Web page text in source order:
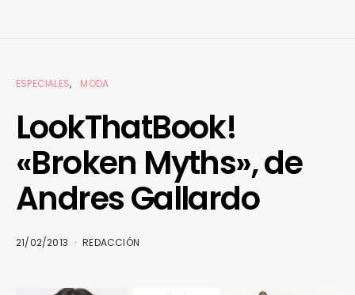
ESPECIALES MODA
LookThatBook!
«Broken Myths», de
Andres Gallardo
21/02/2013 REDACCIÓN